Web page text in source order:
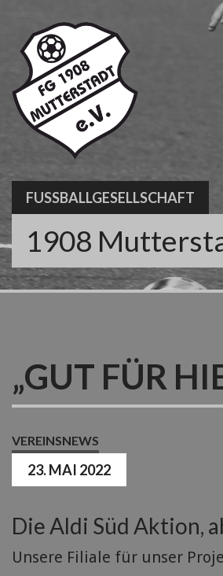
content
FUSSBALLGESELLSCHAFT
1908
„GUT FÜR
VEREINSNEWS
23. MAI 2022
Die Aldi Süd Aktion,
Unsere Filiale für unser